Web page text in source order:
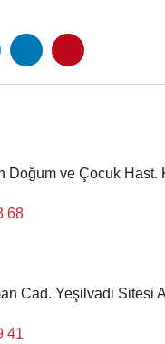
Doğum ve Çocuk Hast.
68
Cad. Yeşilvadi Sitesi
41